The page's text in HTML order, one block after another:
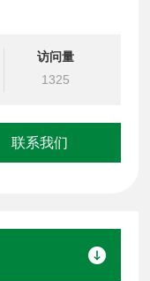
访问量
1325
联系我们